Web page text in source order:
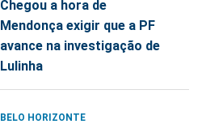
Chegou a hora de
Mendonça exigir que a PF
avance na investigação de
Lulinha
BELO HORIZONTE